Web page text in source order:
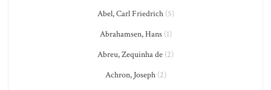
Abel, Carl Friedrich(5)
Abrahamsen, Hans(1)
Abreu, Zequinha de (2)
Achron, Joseph(2)